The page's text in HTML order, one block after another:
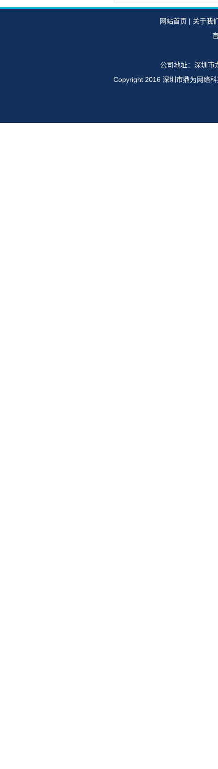
网站首页 | 关于我
公司地址：深圳市
Copyright 2016 深圳市鼎为网络